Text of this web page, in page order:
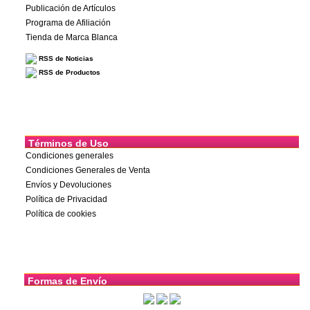
Publicación de Artículos
Programa de Afiliación
Tienda de Marca Blanca
RSS de Noticias
RSS de Productos
Términos de Uso
Condiciones generales
Condiciones Generales de Venta
Envíos y Devoluciones
Política de Privacidad
Política de cookies
Formas de Envío